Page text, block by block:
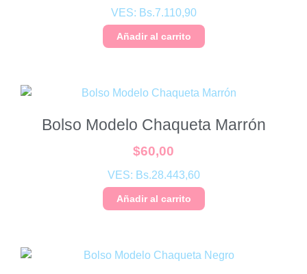
VES: Bs.7.110,90
Añadir al carrito
Bolso Modelo Chaqueta Marrón
$60,00
VES: Bs.28.443,60
Añadir al carrito